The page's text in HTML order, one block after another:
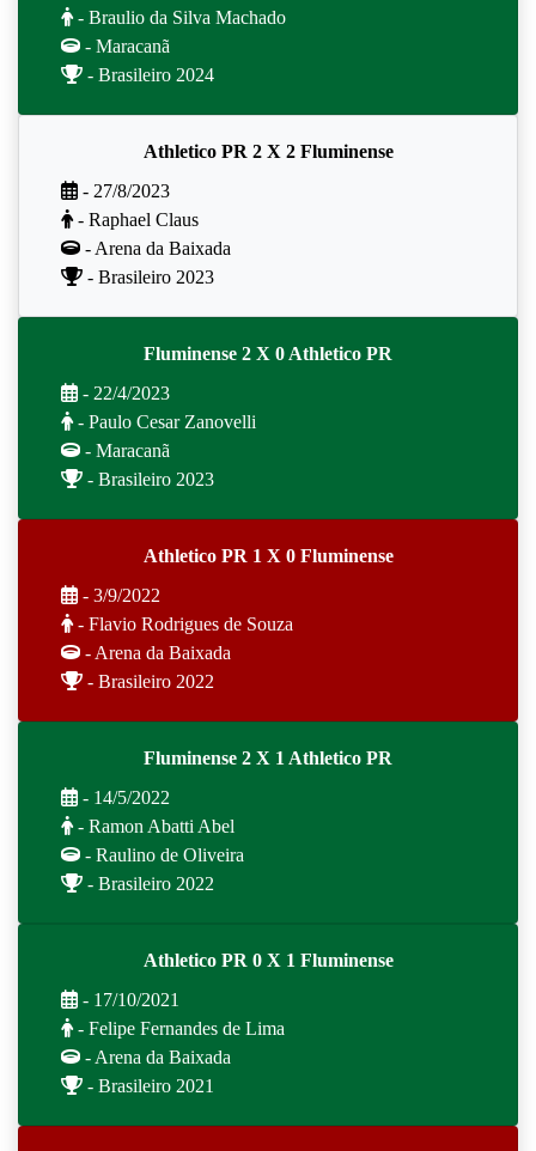
- Braulio da Silva Machado
- Maracanã
- Brasileiro 2024
Athletico PR 2 X 2 Fluminense
- 27/8/2023
- Raphael Claus
- Arena da Baixada
- Brasileiro 2023
Fluminense 2 X 0 Athletico PR
- 22/4/2023
- Paulo Cesar Zanovelli
- Maracanã
- Brasileiro 2023
Athletico PR 1 X 0 Fluminense
- 3/9/2022
- Flavio Rodrigues de Souza
- Arena da Baixada
- Brasileiro 2022
Fluminense 2 X 1 Athletico PR
- 14/5/2022
- Ramon Abatti Abel
- Raulino de Oliveira
- Brasileiro 2022
Athletico PR 0 X 1 Fluminense
- 17/10/2021
- Felipe Fernandes de Lima
- Arena da Baixada
- Brasileiro 2021